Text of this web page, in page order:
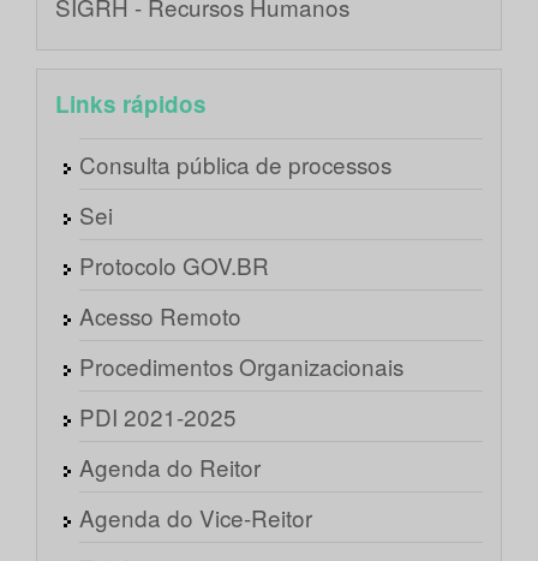
Links rápidos
Consulta pública de processos
Sei
Protocolo GOV.BR
Acesso Remoto
Procedimentos Organizacionais
PDI 2021-2025
Agenda do Reitor
Agenda do Vice-Reitor